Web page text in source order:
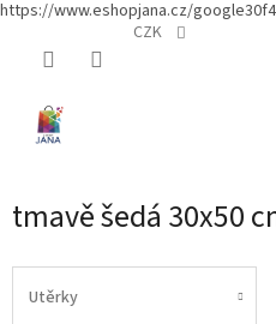
https://www.eshopjana.cz/
CZK
tmavě šedá 30x50
Utěrky